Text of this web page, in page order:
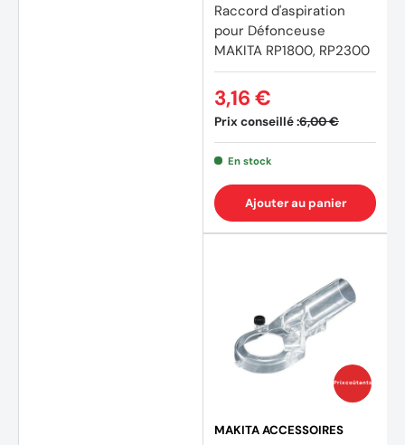
Raccord d'aspiration
pour Défonceuse
MAKITA RP1800, RP2300
Prix conseillé :6,00 €
3,16 €
En stock
Ajouter au panier
Prix coûtants
MAKITA ACCESSOIRES